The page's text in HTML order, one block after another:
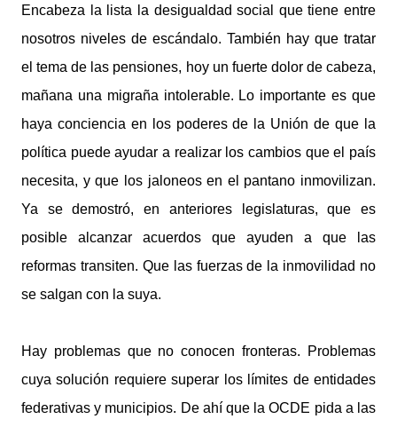
Encabeza la lista la desigualdad social que tiene entre
nosotros niveles de escándalo. También hay que tratar
el tema de las pensiones, hoy un fuerte dolor de cabeza,
mañana una migraña intolerable. Lo importante es que
haya conciencia en los poderes de la Unión de que la
política puede ayudar a realizar los cambios que el país
necesita, y que los jaloneos en el pantano inmovilizan.
Ya se demostró, en anteriores legislaturas, que es
posible alcanzar acuerdos que ayuden a que las
reformas transiten. Que las fuerzas de la inmovilidad no
se salgan con la suya.
Hay problemas que no conocen fronteras. Problemas
cuya solución requiere superar los límites de entidades
federativas y municipios. De ahí que la OCDE pida a las